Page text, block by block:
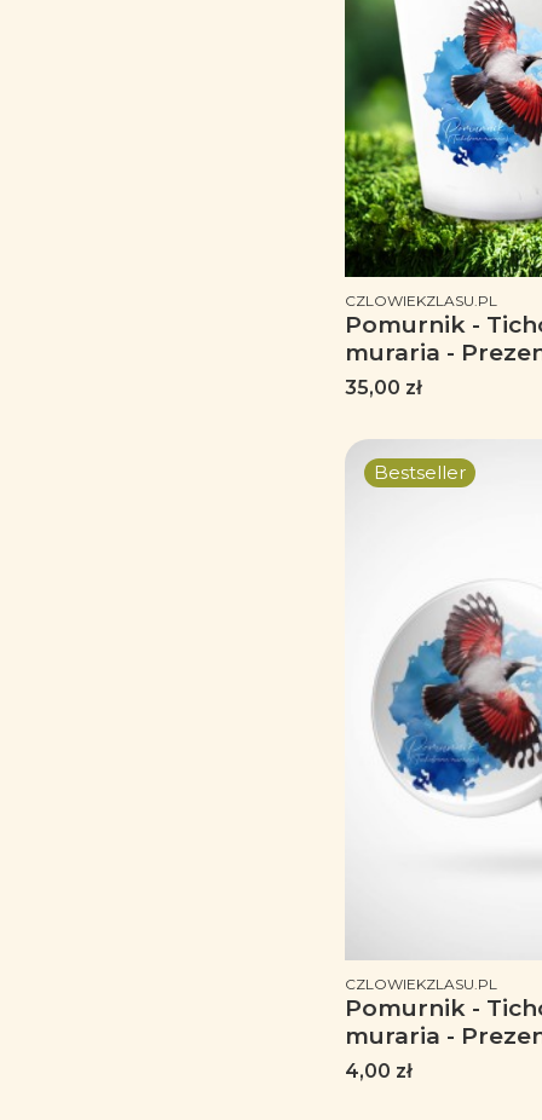
PRODUCENT
CZLOWIEKZLASU.PL
Pomurnik -
muraria -
ornitologa -
Pomurnikiem -
Cena
35,00 zł
Bestseller
PRODUCENT
CZLOWIEKZLASU.PL
Pomurnik -
muraria -
ornitologa -
Cena
4,00 zł